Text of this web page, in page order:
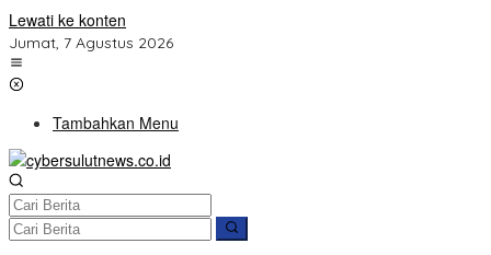
Lewati ke konten
Jumat, 7 Agustus 2026
Tambahkan Menu